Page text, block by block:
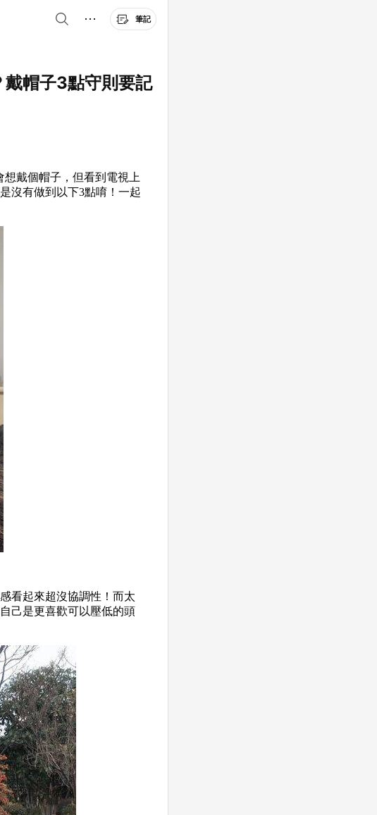
筆記
戴帽子3點守則要記
戴個帽子，但看到電視上
沒有做到以下3點唷！一起
看起來超沒協調性！而太
己是更喜歡可以壓低的頭